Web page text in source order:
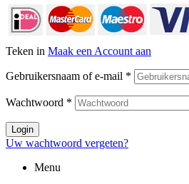
Teken in Maak een Account aan
Gebruikersnaam of e-mail *
Wachtwoord *
Login
Uw wachtwoord vergeten?
Menu